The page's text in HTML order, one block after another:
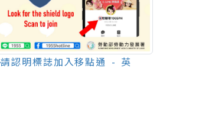
請認明標誌加入移點通 - 英